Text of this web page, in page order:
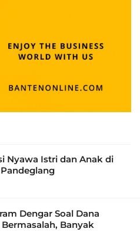
Nyawa Istri dan Anak di
Dengar Soal Dana
Banyak